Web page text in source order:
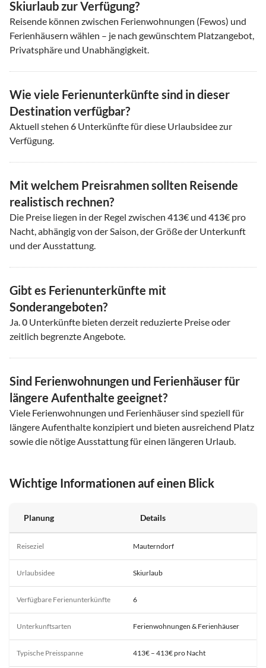
Skiurlaub zur Verfügung?
Reisende können zwischen Ferienwohnungen (Fewos) und
Ferienhäusern wählen – je nach gewünschtem Platzangebot,
Privatsphäre und Unabhängigkeit.
Wie viele Ferienunterkünfte sind in dieser
Destination verfügbar?
Aktuell stehen 6 Unterkünfte für diese Urlaubsidee zur
Verfügung.
Mit welchem Preisrahmen sollten Reisende
realistisch rechnen?
Die Preise liegen in der Regel zwischen 413€ und 413€ pro
Nacht, abhängig von der Saison, der Größe der Unterkunft
und der Ausstattung.
Gibt es Ferienunterkünfte mit
Sonderangeboten?
Ja.0 Unterkünfte bieten derzeit reduzierte Preise oder
zeitlich begrenzte Angebote.
Sind Ferienwohnungen und Ferienhäuser für
längere Aufenthalte geeignet?
Viele Ferienwohnungen und Ferienhäuser sind speziell für
längere Aufenthalte konzipiert und bieten ausreichend Platz
sowie die nötige Ausstattung für einen längeren Urlaub.
Wichtige Informationen auf einen Blick
Planung Details
Reiseziel Mauterndorf
Urlaubsidee Skiurlaub
Verfügbare Ferienunterkünfte 6
Unterkunftsarten Ferienwohnungen & Ferienhäuser
Typische Preisspanne 413€ – 413€ pro Nacht